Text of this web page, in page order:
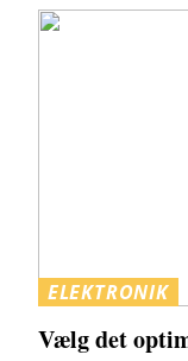
ELEKTRONIK
Vælg det